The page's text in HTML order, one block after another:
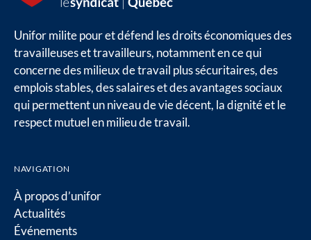
Unifor milite pour et défend les droits économiques des
travailleuses et travailleurs, notamment en ce qui
concerne des milieux de travail plus sécuritaires, des
emplois stables, des salaires et des avantages sociaux
qui permettent un niveau de vie décent, la dignité et le
respect mutuel en milieu de travail.
NAVIGATION
À propos d’unifor
Actualités
Événements